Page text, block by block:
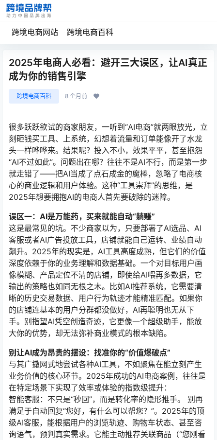
跨境电商网站 跨境电商百科
2025年电商人必看：避开三大误区，让AI真正
成为你的销售引擎
跨境电商百科 8 个月前
很多跃跃欲试的商家朋友，一听到“AI电商”就两眼放光，立
刻砸钱买工具、上系统，幻想着流量和订单能像开了水龙
头一样哗哗来。结果呢？投入不小，效果平平，甚至抱怨
“AI不过如此”。问题出在哪？往往不是AI不行，而是第一步
就走错了——把AI当成了点石成金的魔棒，忽略了电商核
心的商业逻辑和用户体验。这种“工具崇拜”的思维，是
2025年想要拥抱AI的电商人首先要破除的迷障。
误区一：AI是万能药，买来就能自动“躺赚”
这是最常见的坑。不少商家以为，只要部署了AI选品、AI
客服或者AI广告投放工具，店铺就能自己运转、业绩自动
飙升。2025年的现实是，AI工具高度成熟，但它们的价值
深度依赖于你的业务理解和数据基础。一个对目标用户画
像模糊、产品定位不清的店铺，即使给AI喂再多数据，它
输出的策略也如同无根之木。比如AI推荐系统，它需要清
晰的历史交易数据、用户行为轨迹才能精准匹配。如果你
的店铺连基本的用户分群都没做好，AI再聪明也无从下
手。别指望AI凭空创造奇迹，它更像一个超级助手，能放
大你的优势，却无法弥补商业模式的根本缺陷。
别让AI成为昂贵的摆设：找准你的“价值爆破点”
与其广撒网式地尝试各种AI工具，不如聚焦在能立刻产生
业务价值的核心环节。2025年成功的AI电商案例，往往是
在特定场景下实现了效率或体验的指数级提升：
智能客服：不只是“秒回”，而是转化率的隐形推手。 别再
满足于自动回复“您好，有什么可以帮您？”。2025年的顶
级AI客服，能根据用户的浏览轨迹、购物车状态、甚至咨
询语气，预判真实需求。它能主动推荐关联商品（“您刚看